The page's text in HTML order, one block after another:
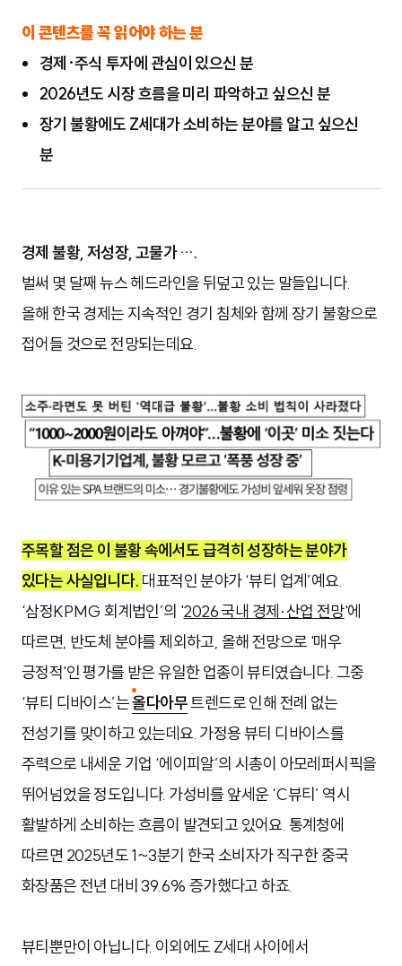
이 콘텐츠를 꼭 읽어야 하는 분
경제·주식 투자에 관심이 있으신 분
2026년도 시장 흐름을 미리 파악하고 싶으신 분
장기 불황에도 Z세대가 소비하는 분야를 알고 싶으신
분
경제 불황, 저성장, 고물가 ….
벌써 몇 달째 뉴스 헤드라인을 뒤덮고 있는 말들입니다.
올해 한국 경제는 지속적인 경기 침체와 함께 장기 불황으로
접어들 것으로 전망되는데요.
주목할 점은 이 불황 속에서도 급격히 성장하는 분야가
있다는 사실입니다. 대표적인 분야가 ‘뷰티 업계’예요.
‘삼정KPMG 회계법인’의 '2026 국내 경제·산업 전망'에
따르면, 반도체 분야를 제외하고, 올해 전망으로 '매우
긍정적'인 평가를 받은 유일한 업종이 뷰티였습니다. 그중
‘뷰티 디바이스’는올다아무트렌드로 인해 전례 없는
전성기를 맞이하고 있는데요. 가정용 뷰티 디바이스를
주력으로 내세운 기업 ‘에이피알’의 시총이 아모레퍼시픽을
뛰어넘었을 정도입니다. 가성비를 앞세운 ‘C뷰티’ 역시
활발하게 소비하는 흐름이 발견되고 있어요. 통계청에
따르면 2025년도 1~3분기 한국 소비자가 직구한 중국
화장품은 전년 대비 39.6% 증가했다고 하죠.
뷰티뿐만이 아닙니다. 이외에도 Z세대 사이에서